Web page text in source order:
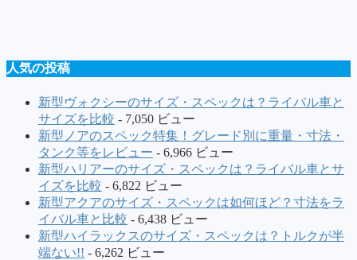
人気の投稿
新型ヴォクシーのサイズ・スペックは？ライバル車と
サイズを比較 - 7,050 ビュー
新型ノアのスペック特集！グレード別に重量・寸法・
タンク等をレビュー - 6,966 ビュー
新型ハリアーのサイズ・スペックは？ライバル車とサ
イズを比較 - 6,822 ビュー
新型アクアのサイズ・スペックは如何ほど？寸法をラ
イバル車と比較 - 6,438 ビュー
新型ハイラックスのサイズ・スペックは？トルクが半
端ない!! - 6,262 ビュー